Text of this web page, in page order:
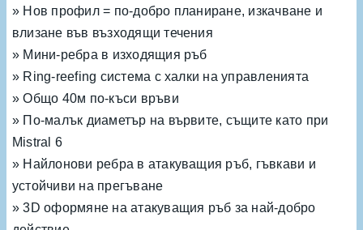
» Нов профил = по-добро планиране, изкачване и
влизане във възходящи течения
» Мини-ребра в изходящия ръб
» Ring-reefing система с халки на управленията
» Общо 40м по-къси връви
» По-малък диаметър на вървите, същите като при
Mistral 6
» Найлонови ребра в атакуващия ръб, гъвкави и
устойчиви на прегъване
» 3D оформяне на атакуващия ръб за най-добро